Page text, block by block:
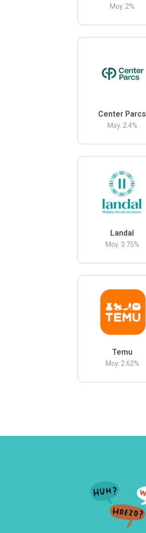
Moy. 2%
Center Parcs
Moy. 2.4%
Landal
Moy. 3.75%
Temu
Moy. 2.62%